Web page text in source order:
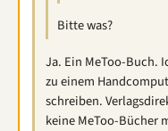
Bitte was?
Ja. Ein MeToo-Buch.
zu einem
schreiben.
keine MeToo-Bücher